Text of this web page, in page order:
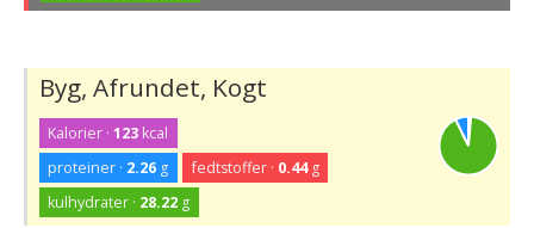
Byg, Afrundet, Kogt
Kalorier ·123 kcal
proteiner · 2.26 g fedtstoffer · 0.44g
kulhydrater · 28.22 g